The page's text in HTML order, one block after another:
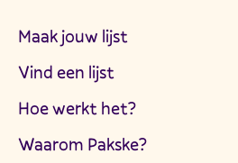
Maak jouw lijst
Vind een lijst
Hoe werkt het?
Waarom Pakske?